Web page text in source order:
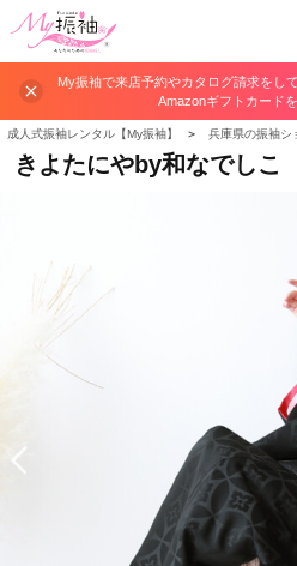
My振袖で来店予約やカタログ請求をし
Amazonギフトカード
成人式振袖レンタル【My振袖】 ＞ 兵庫県の振袖シ
きよたにやby和なでしこ